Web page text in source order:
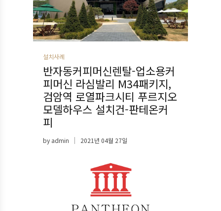
설치사례
반자동커피머신렌탈-업소용커
피머신 라심발리 M34패키지,
검암역 로열파크시티 푸르지오
모델하우스 설치건-판테온커
피
by admin 2021년 04월 27일